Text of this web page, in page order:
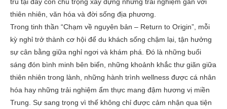
trú tại đây còn chú trọng xây dựng những trải nghiệm gắn với
thiên nhiên, văn hóa và đời sống địa phương.
Trong tinh thần “Chạm về nguyên bản – Return to Origin”, mỗi
kỳ nghỉ trở thành cơ hội để du khách sống chậm lại, tận hưởng
sự cân bằng giữa nghỉ ngơi và khám phá. Đó là những buổi
sáng đón bình minh bên biển, những khoảnh khắc thư giãn giữa
thiên nhiên trong lành, những hành trình wellness được cá nhân
hóa hay những trải nghiệm ẩm thực mang đậm hương vị miền
Trung. Sự sang trọng vì thế không chỉ được cảm nhận qua tiện